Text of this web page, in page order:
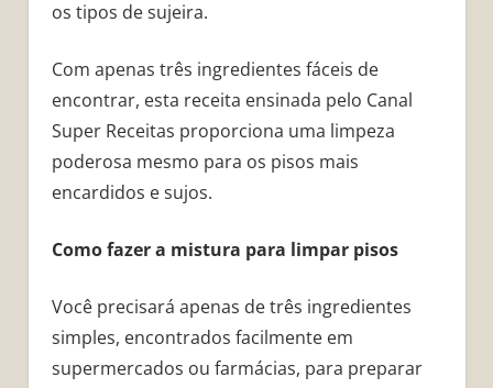
os tipos de sujeira.
Com apenas três ingredientes fáceis de
encontrar, esta receita ensinada pelo Canal
Super Receitas proporciona uma limpeza
poderosa mesmo para os pisos mais
encardidos e sujos.
Como fazer a mistura para limpar pisos
Você precisará apenas de três ingredientes
simples, encontrados facilmente em
supermercados ou farmácias, para preparar